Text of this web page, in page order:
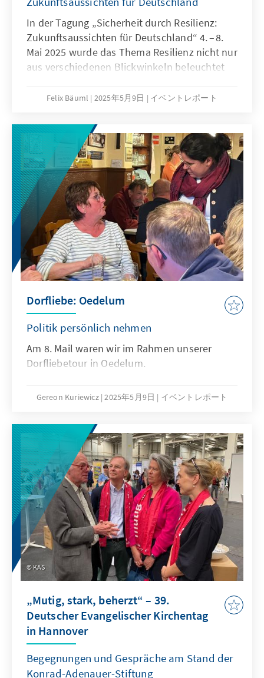
In der Tagung „Sicherheit durch Resilienz:
Zukunftsaussichten für Deutschland“ 4. – 8.
Mai 2025 wurde das Thema Resilienz nicht nur
aus verschiedenen Blickwinkeln beleuchtet
sondern auch ein kritischer Blick auf ihre
wirtschaftliche und infrastrukturelle Stabilität
geworfen.
Felix Bäuml 2025年5月9日 イベントレポート
Dorfliebe: Oedelum
Politik persönlich nehmen
Am 8. Mail waren wir im Rahmen unserer
Dorfliebetour in Oedelum.
Gereon Kuriewicz 2025年5月9日 イベントレポート
KAS
„Mutig, stark, beherzt“ – 39.
Deutscher Evangelischer Kirchentag
in Hannover
Begegnungen und Gespräche am Stand der
Konrad-Adenauer-Stiftung